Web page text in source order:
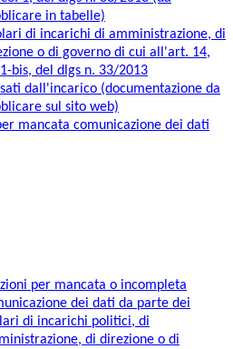
in tabelle)
di incarichi di amministrazione, di
o di governo di cui all'art. 14,
bis, del dlgs n. 33/2013
dall'incarico (documentazione da
sul sito web)
mancata comunicazione dei dati
per mancata o incompleta
dei dati da parte dei
di incarichi politici, di
di direzione o di